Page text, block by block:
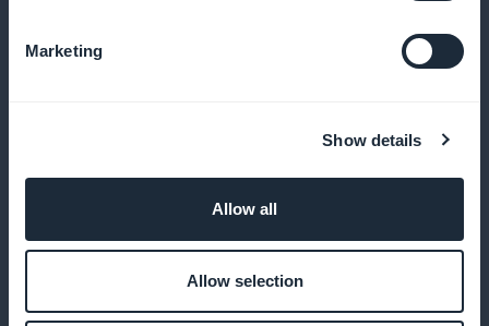
Marketing
Show details
Allow all
Allow selection
Lisää opettavainen hengityspodcast
lähetä opetusohjelmia inhalaattorin käytöstä tai
hengitysharjoituksista